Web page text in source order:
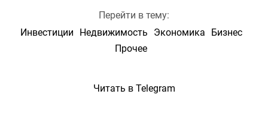
Перейти в тему:
Инвестиции
Недвижимость Экономика
Бизнес
Прочее
Читать в Telegram